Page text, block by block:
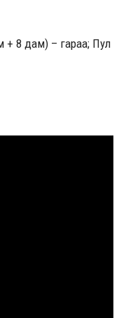
+ 8 дам) – гараа; Пул